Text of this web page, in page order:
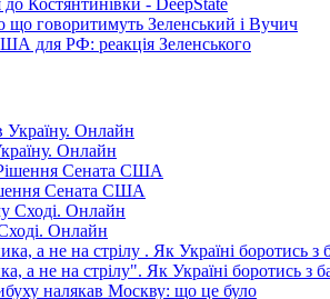
Костянтинівки - DeepState
що говоритимуть Зеленський і Вучич
для РФ: реакція Зеленського
Онлайн
Сената США
Онлайн
а не на стрілу". Як Україні боротись з